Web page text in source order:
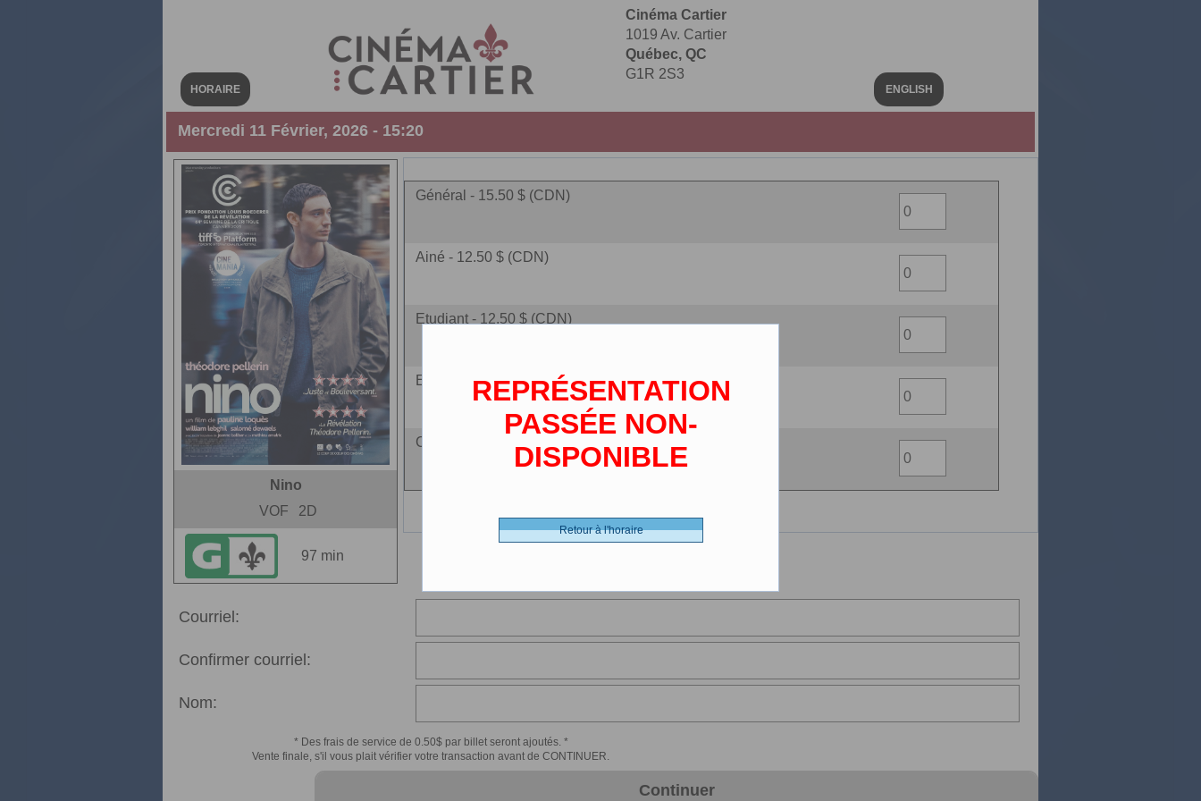
HORAIRE
Cinéma Cartier
1019 Av. Cartier
Québec, QC
G1R 2S3
ENGLISH
Mercredi 11 Février, 2026 - 15:20
Nino
VOF
2D
97 min
Général - 15.50 $ (CDN)
Ainé - 12.50 $ (CDN)
Etudiant - 12.50 $ (CDN)
Enfant - 10.00 $ (CDN)
Ciné-carte - 0.00 $ (CDN)
Courriel:
Confirmer courriel:
Nom:
* Des frais de service de 0.50$ par billet seront ajoutés. *
Vente finale, s'il vous plait vérifier votre transaction avant de CONTINUER.
Continuer
REPRÉSENTATION
PASSÉE NON-
DISPONIBLE
Retour à l'horaire